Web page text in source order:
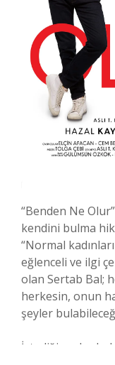
“Benden Ne
kendini bulma
“Normal
eğlenceli ve ilgi
olan Sertab Bal;
herkesin, onun
şeyler
İstediği şeyler